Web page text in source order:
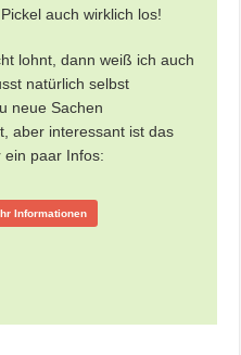
auch wirklich los!
lohnt, dann weiß ich auch
natürlich selbst
neue Sachen
aber interessant ist das
ein paar Infos:
Informationen